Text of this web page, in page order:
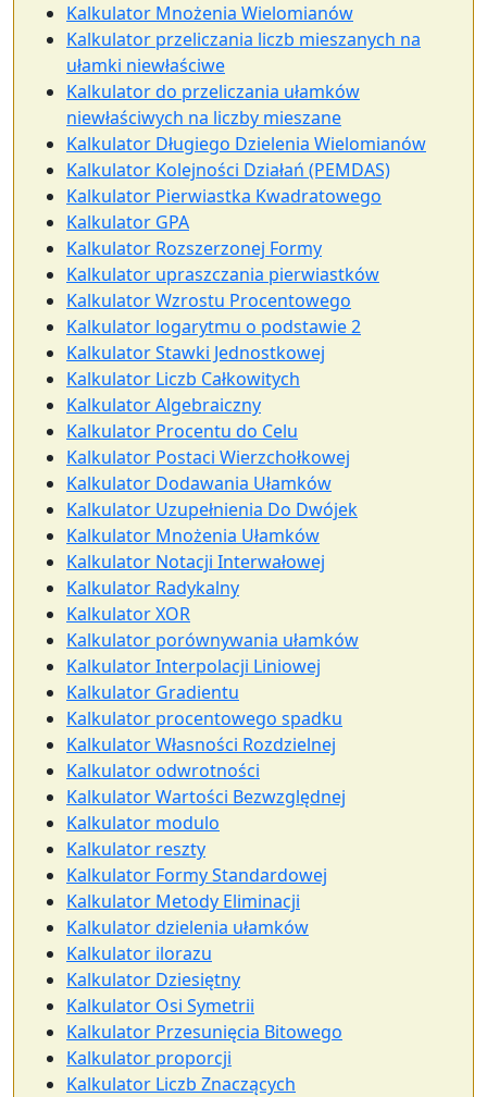
Kalkulator Mnożenia Wielomianów
Kalkulator przeliczania liczb mieszanych na
ułamki niewłaściwe
Kalkulator do przeliczania ułamków
niewłaściwych na liczby mieszane
Kalkulator Długiego Dzielenia Wielomianów
Kalkulator Kolejności Działań (PEMDAS)
Kalkulator Pierwiastka Kwadratowego
Kalkulator GPA
Kalkulator Rozszerzonej Formy
Kalkulator upraszczania pierwiastków
Kalkulator Wzrostu Procentowego
Kalkulator logarytmu o podstawie 2
Kalkulator Stawki Jednostkowej
Kalkulator Liczb Całkowitych
Kalkulator Algebraiczny
Kalkulator Procentu do Celu
Kalkulator Postaci Wierzchołkowej
Kalkulator Dodawania Ułamków
Kalkulator Uzupełnienia Do Dwójek
Kalkulator Mnożenia Ułamków
Kalkulator Notacji Interwałowej
Kalkulator Radykalny
Kalkulator XOR
Kalkulator porównywania ułamków
Kalkulator Interpolacji Liniowej
Kalkulator Gradientu
Kalkulator procentowego spadku
Kalkulator Własności Rozdzielnej
Kalkulator odwrotności
Kalkulator Wartości Bezwzględnej
Kalkulator modulo
Kalkulator reszty
Kalkulator Formy Standardowej
Kalkulator Metody Eliminacji
Kalkulator dzielenia ułamków
Kalkulator ilorazu
Kalkulator Dziesiętny
Kalkulator Osi Symetrii
Kalkulator Przesunięcia Bitowego
Kalkulator proporcji
Kalkulator Liczb Znaczących